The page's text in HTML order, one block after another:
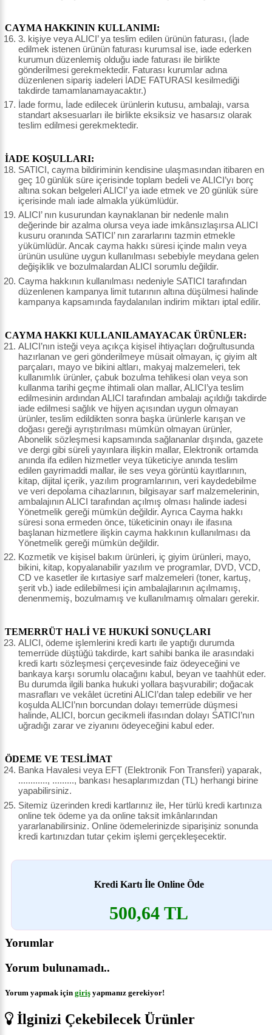
CAYMA HAKKININ KULLANIMI:
3. kişiye veya ALICI’ ya teslim edilen ürünün faturası, (İade
edilmek istenen ürünün faturası kurumsal ise, iade ederken
kurumun düzenlemiş olduğu iade faturası ile birlikte
gönderilmesi gerekmektedir. Faturası kurumlar adına
düzenlenen sipariş iadeleri İADE FATURASI kesilmediği
takdirde tamamlanamayacaktır.)
İade formu, İade edilecek ürünlerin kutusu, ambalajı, varsa
standart aksesuarları ile birlikte eksiksiz ve hasarsız olarak
teslim edilmesi gerekmektedir.
İADE KOŞULLARI:
SATICI, cayma bildiriminin kendisine ulaşmasından itibaren en
geç 10 günlük süre içerisinde toplam bedeli ve ALICI’yı borç
altına sokan belgeleri ALICI’ ya iade etmek ve 20 günlük süre
içerisinde malı iade almakla yükümlüdür.
ALICI’ nın kusurundan kaynaklanan bir nedenle malın
değerinde bir azalma olursa veya iade imkânsızlaşırsa ALICI
kusuru oranında SATICI’ nın zararlarını tazmin etmekle
yükümlüdür. Ancak cayma hakkı süresi içinde malın veya
ürünün usulüne uygun kullanılması sebebiyle meydana gelen
değişiklik ve bozulmalardan ALICI sorumlu değildir.
Cayma hakkının kullanılması nedeniyle SATICI tarafından
düzenlenen kampanya limit tutarının altına düşülmesi halinde
kampanya kapsamında faydalanılan indirim miktarı iptal edilir.
CAYMA HAKKI KULLANILAMAYACAK ÜRÜNLER:
ALICI’nın isteği veya açıkça kişisel ihtiyaçları doğrultusunda
hazırlanan ve geri gönderilmeye müsait olmayan, iç giyim alt
parçaları, mayo ve bikini altları, makyaj malzemeleri, tek
kullanımlık ürünler, çabuk bozulma tehlikesi olan veya son
kullanma tarihi geçme ihtimali olan mallar, ALICI’ya teslim
edilmesinin ardından ALICI tarafından ambalajı açıldığı takdirde
iade edilmesi sağlık ve hijyen açısından uygun olmayan
ürünler, teslim edildikten sonra başka ürünlerle karışan ve
doğası gereği ayrıştırılması mümkün olmayan ürünler,
Abonelik sözleşmesi kapsamında sağlananlar dışında, gazete
ve dergi gibi süreli yayınlara ilişkin mallar, Elektronik ortamda
anında ifa edilen hizmetler veya tüketiciye anında teslim
edilen gayrimaddi mallar, ile ses veya görüntü kayıtlarının,
kitap, dijital içerik, yazılım programlarının, veri kaydedebilme
ve veri depolama cihazlarının, bilgisayar sarf malzemelerinin,
ambalajının ALICI tarafından açılmış olması halinde iadesi
Yönetmelik gereği mümkün değildir. Ayrıca Cayma hakkı
süresi sona ermeden önce, tüketicinin onayı ile ifasına
başlanan hizmetlere ilişkin cayma hakkının kullanılması da
Yönetmelik gereği mümkün değildir.
Kozmetik ve kişisel bakım ürünleri, iç giyim ürünleri, mayo,
bikini, kitap, kopyalanabilir yazılım ve programlar, DVD, VCD,
CD ve kasetler ile kırtasiye sarf malzemeleri (toner, kartuş,
şerit vb.) iade edilebilmesi için ambalajlarının açılmamış,
denenmemiş, bozulmamış ve kullanılmamış olmaları gerekir.
TEMERRÜT HALİ VE HUKUKİ SONUÇLARI
ALICI, ödeme işlemlerini kredi kartı ile yaptığı durumda
temerrüde düştüğü takdirde, kart sahibi banka ile arasındaki
kredi kartı sözleşmesi çerçevesinde faiz ödeyeceğini ve
bankaya karşı sorumlu olacağını kabul, beyan ve taahhüt eder.
Bu durumda ilgili banka hukuki yollara başvurabilir; doğacak
masrafları ve vekâlet ücretini ALICI’dan talep edebilir ve her
koşulda ALICI’nın borcundan dolayı temerrüde düşmesi
halinde, ALICI, borcun gecikmeli ifasından dolayı SATICI’nın
uğradığı zarar ve ziyanını ödeyeceğini kabul eder.
ÖDEME VE TESLİMAT
Banka Havalesi veya EFT (Elektronik Fon Transferi) yaparak,
............, ........., bankası hesaplarımızdan (TL) herhangi birine
yapabilirsiniz.
Sitemiz üzerinden kredi kartlarınız ile, Her türlü kredi kartınıza
online tek ödeme ya da online taksit imkânlarından
yararlanabilirsiniz. Online ödemelerinizde siparişiniz sonunda
kredi kartınızdan tutar çekim işlemi gerçekleşecektir.
Kredi Kartı İle Online Öde
500,64 TL
Yorumlar
Yorum bulunamadı..
Yorum yapmak için giriş yapmanız gerekiyor!
İlginizi Çekebilecek Ürünler